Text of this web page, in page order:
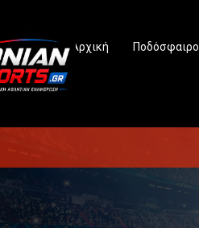
Αρχική Ποδόσφαιρο